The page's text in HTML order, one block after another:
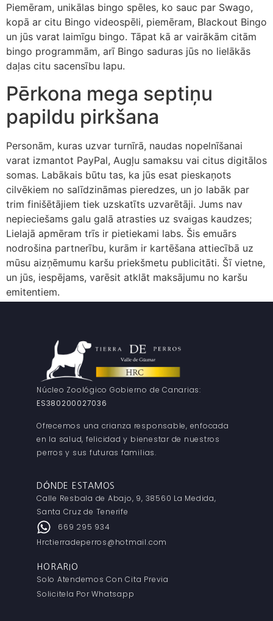
Piemēram, unikālas bingo spēles, ko sauc par Swago,
kopā ar citu Bingo videospēli, piemēram, Blackout Bingo
un jūs varat laimīgu bingo. Tāpat kā ar vairākām citām
bingo programmām, arī Bingo saduras jūs no lielākās
daļas citu sacensību lapu.
Pērkona mega septiņu
papildu pirkšana
Personām, kuras uzvar turnīrā, naudas nopelnīšanai
varat izmantot PayPal, Augļu samaksu vai citus digitālos
somas. Labākais būtu tas, ka jūs esat pieskaņots
cilvēkiem no salīdzināmas pieredzes, un jo labāk par
trim finišētājiem tiek uzskatīts uzvarētāji. Jums nav
nepieciešams galu galā atrasties uz svaigas kaudzes;
Lielajā apmēram trīs ir pietiekami labs. Šis emuārs
nodrošina partnerību, kurām ir kartēšana attiecībā uz
mūsu aizņēmumu karšu priekšmetu publicitāti. Šī vietne,
un jūs, iespējams, varēsit atklāt maksājumu no karšu
emitentiem.
Núcleo Zoológico Gobierno de Canarias:
ES380200027036
Ofrecemos una crianza responsable, enfocada
en la salud, felicidad y bienestar de nuestros
perros y sus futuras familias.
DÓNDE ESTAMOS
Calle Resbala de Abajo, 9, 38560 La Medida,
Santa Cruz de Tenerife
669 295 934
Hrctierradeperros@hotmail.com
HORARIO
Solo Atendemos Con Cita Previa
Solicitela Por Whatsapp